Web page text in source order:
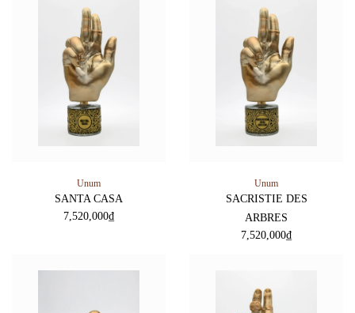
Unum
SANTA CASA
7,520,000₫
Unum
SACRISTIE DES
ARBRES
7,520,000₫